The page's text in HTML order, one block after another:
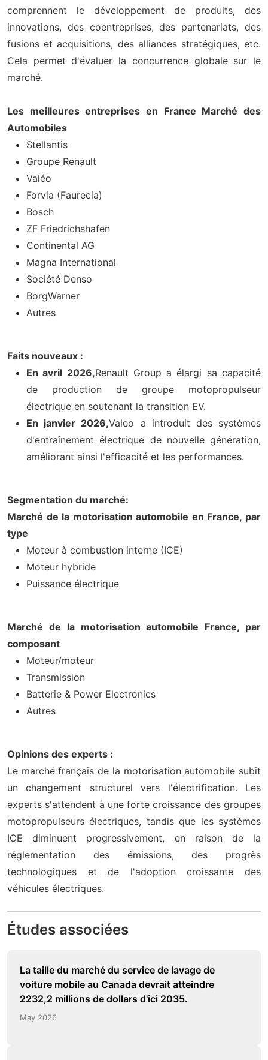
comprennent le développement de produits, des
innovations, des coentreprises, des partenariats, des
fusions et acquisitions, des alliances stratégiques, etc.
Cela permet d'évaluer la concurrence globale sur le
marché.
Les meilleures entreprises en France Marché des
Automobiles
Stellantis
Groupe Renault
Valéo
Forvia (Faurecia)
Bosch
ZF Friedrichshafen
Continental AG
Magna International
Société Denso
BorgWarner
Autres
Faits nouveaux :
En avril 2026,Renault Group a élargi sa capacité
de production de groupe motopropulseur
électrique en soutenant la transition EV.
En janvier 2026,Valeo a introduit des systèmes
d'entraînement électrique de nouvelle génération,
améliorant ainsi l'efficacité et les performances.
Segmentation du marché:
Marché de la motorisation automobile en France, par
type
Moteur à combustion interne (ICE)
Moteur hybride
Puissance électrique
Marché de la motorisation automobile France, par
composant
Moteur/moteur
Transmission
Batterie & Power Electronics
Autres
Opinions des experts :
Le marché français de la motorisation automobile subit
un changement structurel vers l'électrification. Les
experts s'attendent à une forte croissance des groupes
motopropulseurs électriques, tandis que les systèmes
ICE diminuent progressivement, en raison de la
réglementation des émissions, des progrès
technologiques et de l'adoption croissante des
véhicules électriques.
Études associées
La taille du marché du service de lavage de
voiture mobile au Canada devrait atteindre
2232,2 millions de dollars d'ici 2035.
May 2026